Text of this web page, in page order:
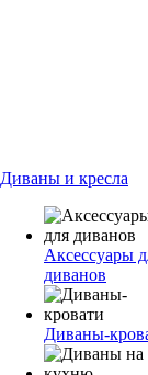
Диваны и кресла
Аксессуары
диванов
Диваны-